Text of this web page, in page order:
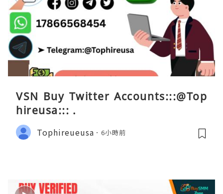
VSN Buy Twitter Accounts:::@Top
hireusa::: .
Tophireueusa 6小時前